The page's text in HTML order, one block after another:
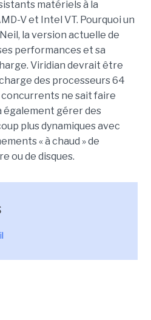
matériels à la
V et Intel VT. Pourquoi un
la version actuelle de
performances et sa
Viridian devrait être
des processeurs 64
concurrents ne sait faire
également gérer des
plus dynamiques avec
« à chaud » de
ou de disques.